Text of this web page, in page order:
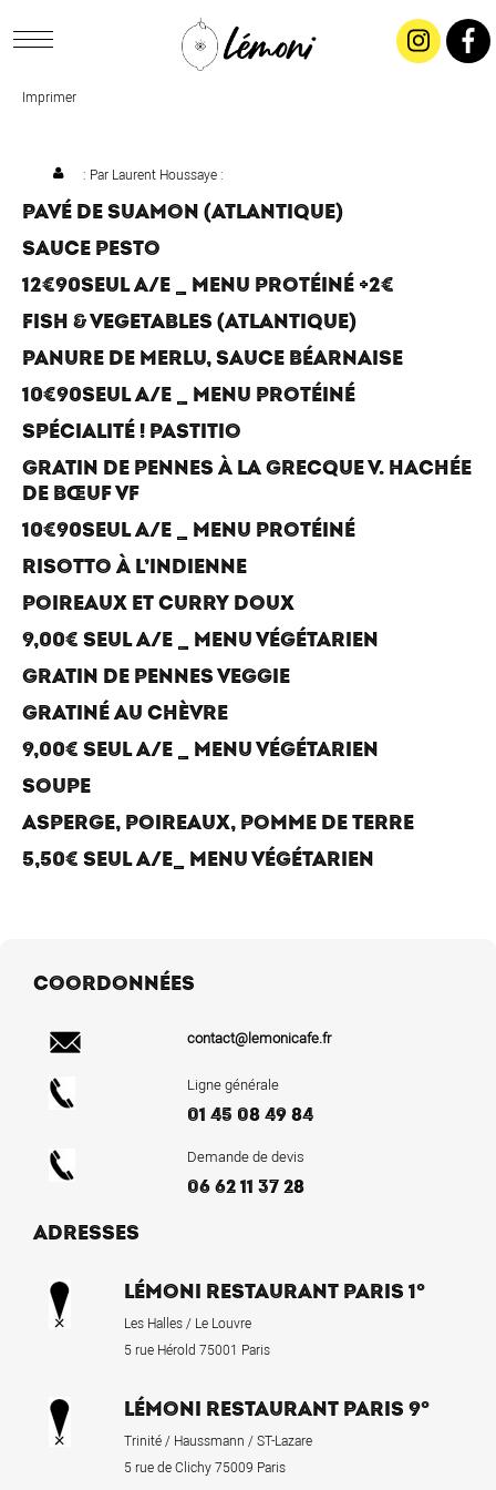
CONCEPT
LIVRAISON
SALADES & BUFFETS
TRAITEUR
RESTAURANTS & TARIFS
CONTACTEZ-NOUS !
Imprimer
: Par Laurent Houssaye:
PAVÉ DE SUAMON (ATLANTIQUE)
SAUCE PESTO
12€90SEUL A/E _ MENU PROTÉINÉ +2€
FISH & VEGETABLES (ATLANTIQUE)
PANURE DE MERLU, SAUCE BÉARNAISE
10€90SEUL A/E _ MENU PROTÉINÉ
SPÉCIALITÉ ! PASTITIO
GRATIN DE PENNES À LA GRECQUE V. HACHÉE
DE BŒUF VF
10€90SEUL A/E _ MENU PROTÉINÉ
RISOTTO À L’INDIENNE
POIREAUX ET CURRY DOUX
9,00€ SEUL A/E _ MENU VÉGÉTARIEN
GRATIN DE PENNES VEGGIE
GRATINÉ AU CHÈVRE
9,00€ SEUL A/E _ MENU VÉGÉTARIEN
SOUPE
ASPERGE, POIREAUX, POMME DE TERRE
5,50€ SEUL A/E_ MENU VÉGÉTARIEN
COORDONNÉES
contact@lemonicafe.fr
Ligne générale
01 45 08 49 84
Demande de devis
06 62 11 37 28
ADRESSES
LÉMONI RESTAURANT PARIS 1°
Les Halles / Le Louvre
5 rue Hérold 75001 Paris
LÉMONI RESTAURANT PARIS 9°
Trinité / Haussmann / ST-Lazare
5 rue de Clichy 75009 Paris